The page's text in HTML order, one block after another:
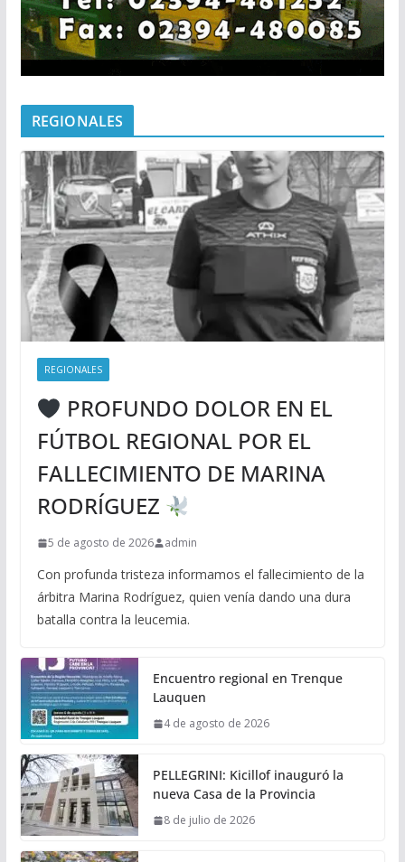
REGIONALES
REGIONALES
PROFUNDO DOLOR EN EL
FÚTBOL REGIONAL POR EL
FALLECIMIENTO DE MARINA
RODRÍGUEZ
5 de agosto de 2026 admin
Con profunda tristeza informamos el fallecimiento de la
árbitra Marina Rodríguez, quien venía dando una dura
batalla contra la leucemia.
Encuentro regional en Trenque
Lauquen
4 de agosto de 2026
PELLEGRINI: Kicillof inauguró la
nueva Casa de la Provincia
8 de julio de 2026